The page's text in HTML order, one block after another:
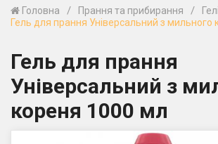
Головна / Прання та прибирання /
Гель для прання Універсальний з мильного
Гель для прання
Універсальний з
кореня 1000 мл